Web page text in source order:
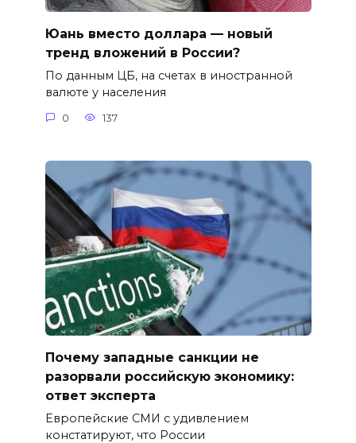
Юань вместо доллара — новый
тренд вложений в России?
По данным ЦБ, на счетах в иностранной
валюте у населения
0 137
Почему западные санкции не
разорвали российскую экономику:
ответ эксперта
Европейские СМИ с удивлением
констатируют, что России